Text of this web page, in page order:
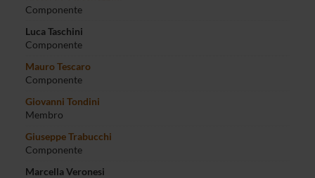
Componente
Luca Taschini
Componente
Mauro Tescaro
Componente
Giovanni Tondini
Membro
Giuseppe Trabucchi
Componente
Marcella Veronesi